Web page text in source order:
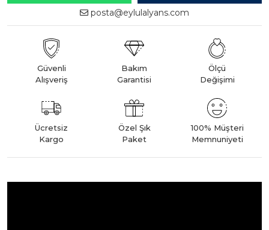
posta@eylulalyans.com
Güvenli
Alışveriş
Bakım
Garantisi
Ölçü
Değişimi
Ücretsiz
Kargo
Özel Şık
Paket
100% Müşteri
Memnuniyeti